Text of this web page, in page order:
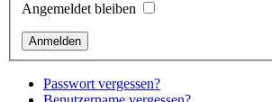
Angemeldet bleiben
Passwort vergessen?